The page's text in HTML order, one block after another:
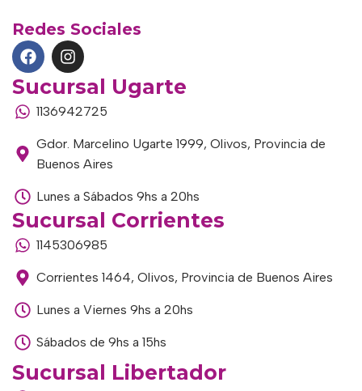
Redes Sociales
Sucursal Ugarte
1136942725
Gdor. Marcelino Ugarte 1999, Olivos, Provincia de
Buenos Aires
Lunes a Sábados 9hs a 20hs
Sucursal Corrientes
1145306985
Corrientes 1464, Olivos, Provincia de Buenos Aires
Lunes a Viernes 9hs a 20hs
Sábados de 9hs a 15hs
Sucursal Libertador